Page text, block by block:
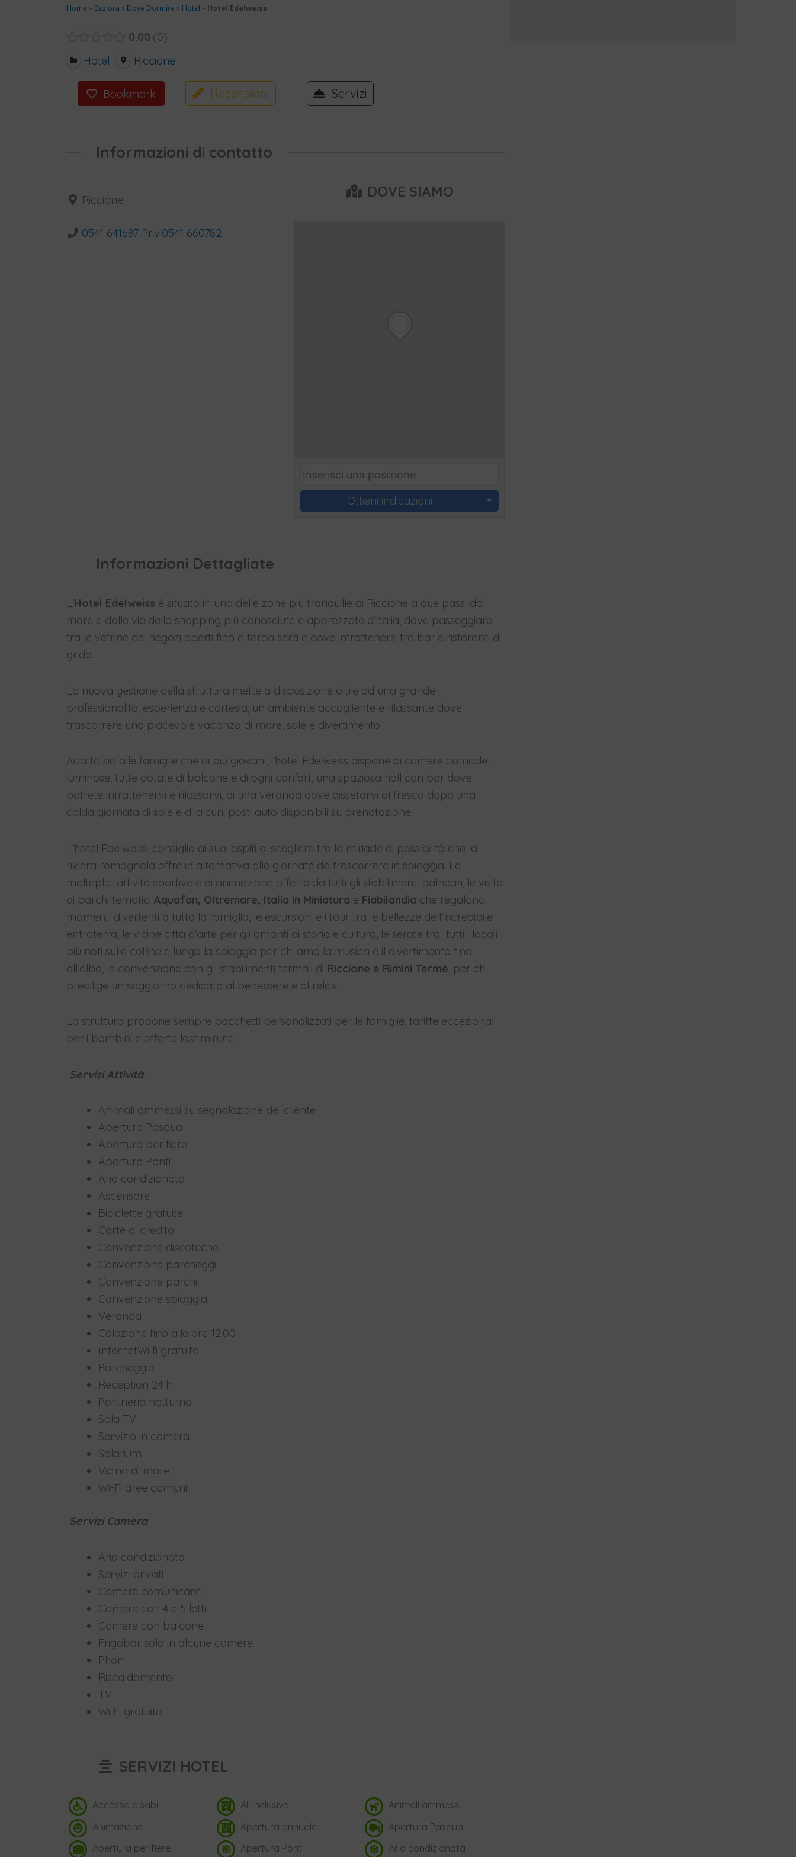
Home » Esplora » Dove Dormire » Hotel » Hotel Edelweiss
0.00 0
Hotel
Riccione
Bookmark Recensioni Servizi
Informazioni di contatto
Riccione
0541 641687 Priv.0541 660782
DOVE SIAMO
Ottieni indicazioni
Informazioni Dettagliate
L’Hotel Edelweiss è situato in una delle zone più tranquille di Riccione a due passi dal
mare e dalle vie dello shopping più conosciute e apprezzate d’Italia, dove passeggiare
tra le vetrine dei negozi aperti fino a tarda sera e dove intrattenersi tra bar e ristoranti di
grido.
La nuova gestione della struttura mette a disposizione oltre ad una grande
professionalità, esperienza e cortesia, un ambiente accogliente e rilassante dove
trascorrere una piacevole vacanza di mare, sole e divertimento.
Adatto sia alle famiglie che ai più giovani, l’hotel Edelweiss dispone di camere comode,
luminose, tutte dotate di balcone e di ogni confort, una spaziosa hall con bar dove
potrete intrattenervi e rilassarvi, di una veranda dove dissetarvi al fresco dopo una
calda giornata di sole e di alcuni posti auto disponibili su prenotazione.
L’hotel Edelweiss, consiglia ai suoi ospiti di scegliere tra la miriade di possibilità che la
riviera romagnola offre in alternativa alle giornate da trascorrere in spiaggia. Le
molteplici attività sportive e di animazione offerte da tutti gli stabilimenti balneari, le visite
ai parchi tematici Aquafan, Oltremare, Italia in Miniatura e Fiabilandia che regalano
momenti divertenti a tutta la famiglia, le escursioni e i tour tra le bellezze dell’incredibile
entroterra, le vicine città d’arte per gli amanti di storia e cultura, le serate tra tutti i locali
più noti sulle colline e lungo la spiaggia per chi ama la musica e il divertimento fino
all’alba, le convenzione con gli stabilimenti termali di Riccione e Rimini Terme, per chi
predilige un soggiorno dedicato al benessere e al relax.
La struttura propone sempre pacchetti personalizzati per le famiglie, tariffe eccezionali
per i bambini e offerte last minute.
Servizi Attività
Animali ammessi su segnalazione del cliente
Apertura Pasqua
Apertura per fiere
Apertura Ponti
Aria condizionata
Ascensore
Biciclette gratuite
Carte di credito
Convenzione discoteche
Convenzione parcheggi
Convenzione parchi
Convenzione spiaggia
Veranda
Colazione fino alle ore 12.00
InternetWi fi gratuito
Parcheggio
Reception 24 h
Portineria notturna
Sala TV
Servizio in camera
Solarium
Vicino al mare
Wi-Fi aree comuni
Servizi Camera
Aria condizionata
Servizi privati
Camere comunicanti
Camere con 4 e 5 letti
Camere con balcone
Frigobar solo in alcune camere
Phon
Riscaldamento
TV
Wi Fi gratuito
SERVIZI HOTEL
Accesso disabili All inclusive
Animali ammessi
Animazione
Apertura annuale
Apertura Pasqua
Apertura per fiere
Apertura Ponti Aria condizionata